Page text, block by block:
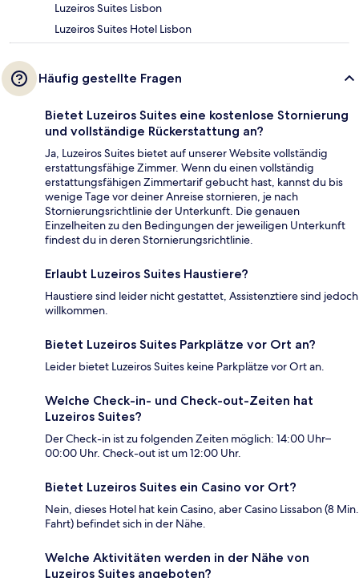
Luzeiros Suites Lisbon
Luzeiros Suites Hotel Lisbon
Häufig gestellte Fragen
Bietet Luzeiros Suites eine kostenlose Stornierung
und vollständige Rückerstattung an?
Ja, Luzeiros Suites bietet auf unserer Website vollständig
erstattungsfähige Zimmer. Wenn du einen vollständig
erstattungsfähigen Zimmertarif gebucht hast, kannst du bis
wenige Tage vor deiner Anreise stornieren, je nach
Stornierungsrichtlinie der Unterkunft. Die genauen
Einzelheiten zu den Bedingungen der jeweiligen Unterkunft
findest du in deren Stornierungsrichtlinie.
Erlaubt Luzeiros Suites Haustiere?
Haustiere sind leider nicht gestattet, Assistenztiere sind jedoch
willkommen.
Bietet Luzeiros Suites Parkplätze vor Ort an?
Leider bietet Luzeiros Suites keine Parkplätze vor Ort an.
Welche Check-in- und Check-out-Zeiten hat
Luzeiros Suites?
Der Check-in ist zu folgenden Zeiten möglich: 14:00 Uhr–
00:00 Uhr. Check-out ist um 12:00 Uhr.
Bietet Luzeiros Suites ein Casino vor Ort?
Nein, dieses Hotel hat kein Casino, aber Casino Lissabon (8 Min.
Fahrt) befindet sich in der Nähe.
Welche Aktivitäten werden in der Nähe von
Luzeiros Suites angeboten?